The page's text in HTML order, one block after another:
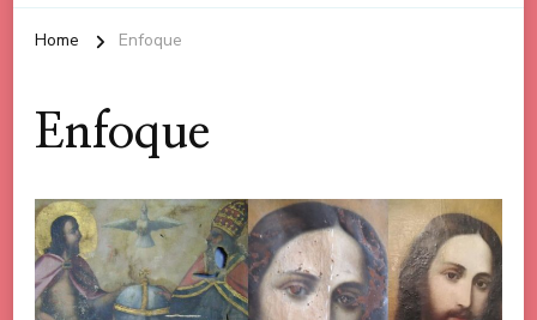
Home Enfoque
Enfoque